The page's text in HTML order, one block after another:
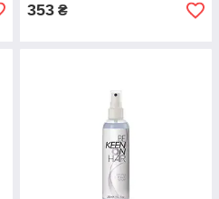
353 ₴